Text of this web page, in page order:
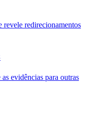
revele redirecionamentos
evidências para outras